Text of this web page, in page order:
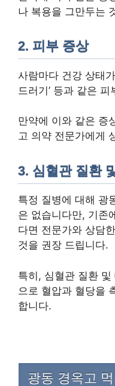
나 복용을 그만두는
2. 피부 증상
사람마다 건강 상태
드러기’ 등과 같은
만약에 이와 같은 증
고 의약 전문가에게
3. 심혈관 질환
특정 질병에 대해 광
은 없습니다만, 기존
다면 전문가와 상담
것을 권장 드립니다.
특히, 심혈관 질환
으로 혈압과 혈당을
합니다.
광동 경옥고